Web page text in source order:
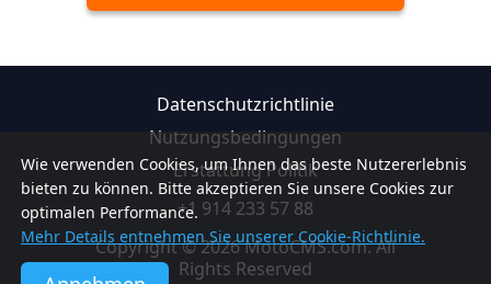
Wie verwenden Cookies, um Ihnen das beste Nutzererlebnis
bieten zu können. Bitte akzeptieren Sie unsere Cookies zur
optimalen Performance.
Mehr Details entnehmen Sie unserer Cookie-Richtlinie.
Datenschutzrichtlinie
Nutzungsbedingungen
Erstattung Politik
+1 914 233 57 88
Copyright © 2026 MotoCMS.com. All
Rights Reserved